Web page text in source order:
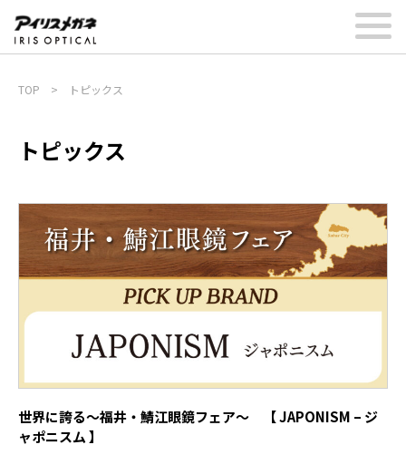
TOP > トピックス
トピックス
世界に誇る～福井・鯖江眼鏡フェア～ 【 JAPONISM – ジ
ャポニスム 】